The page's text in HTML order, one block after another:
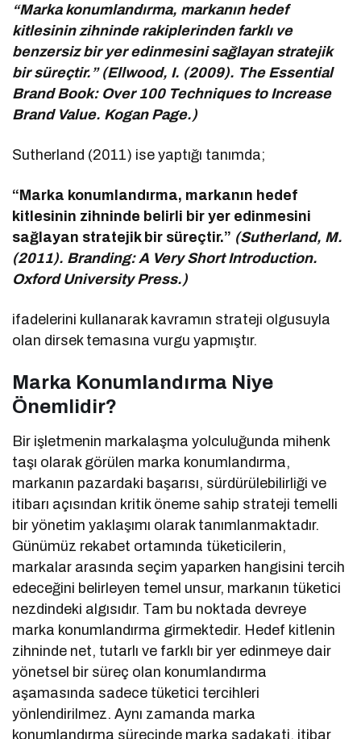
“Marka konumlandırma, markanın hedef
kitlesinin zihninde rakiplerinden farklı ve
benzersiz bir yer edinmesini sağlayan stratejik
bir süreçtir.” (Ellwood, I. (2009). The Essential
Brand Book: Over 100 Techniques to Increase
Brand Value. Kogan Page.)
Sutherland (2011) ise yaptığı tanımda;
“Marka konumlandırma, markanın hedef
kitlesinin zihninde belirli bir yer edinmesini
sağlayan stratejik bir süreçtir.” (Sutherland, M.
(2011). Branding: A Very Short Introduction.
Oxford University Press.)
ifadelerini kullanarak kavramın strateji olgusuyla
olan dirsek temasına vurgu yapmıştır.
Marka Konumlandırma Niye
Önemlidir?
Bir işletmenin markalaşma yolculuğunda mihenk
taşı olarak görülen marka konumlandırma,
markanın pazardaki başarısı, sürdürülebilirliği ve
itibarı açısından kritik öneme sahip strateji temelli
bir yönetim yaklaşımı olarak tanımlanmaktadır.
Günümüz rekabet ortamında tüketicilerin,
markalar arasında seçim yaparken hangisini tercih
edeceğini belirleyen temel unsur, markanın tüketici
nezdindeki algısıdır. Tam bu noktada devreye
marka konumlandırma girmektedir. Hedef kitlenin
zihninde net, tutarlı ve farklı bir yer edinmeye dair
yönetsel bir süreç olan konumlandırma
aşamasında sadece tüketici tercihleri
yönlendirilmez. Aynı zamanda marka
konumlandırma sürecinde marka sadakati, itibar